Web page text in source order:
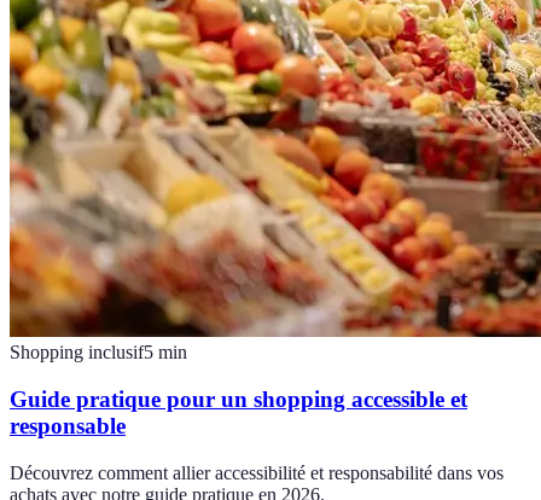
Shopping inclusif5 min
Guide pratique pour un shopping accessible et
responsable
Découvrez comment allier accessibilité et responsabilité dans vos
achats avec notre guide pratique en 2026.